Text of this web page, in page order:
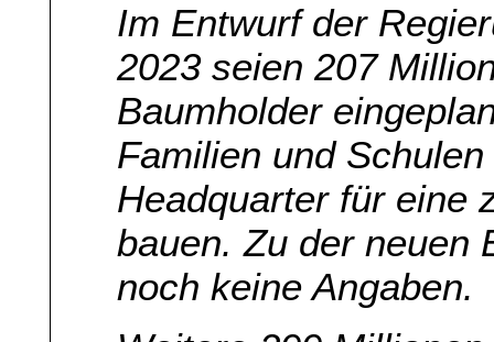
Im Entwurf der
2023 seien 207
Baumholder
Familien und
Headquarter für eine
bauen. Zu der neuen
noch keine Angaben.